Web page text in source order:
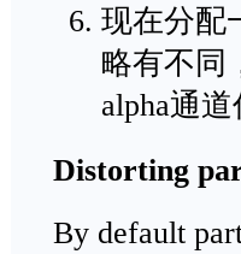
现在分配
略有不同
alpha通
Distorting
By default